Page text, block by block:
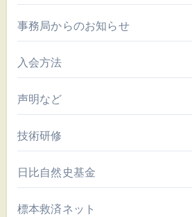
事務局からのお知らせ
入会方法
声明など
技術研修
日比自然史基金
標本救済ネット